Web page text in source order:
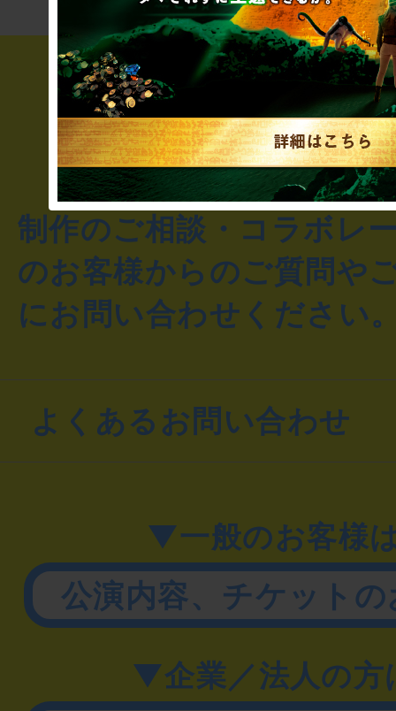
制作のご相談・コラボレ
のお客様からのご質問や
にお問い合わせください
よくあるお問い合わせ
▼一般のお客様
公演内容、チケット
▼企業／法人の方